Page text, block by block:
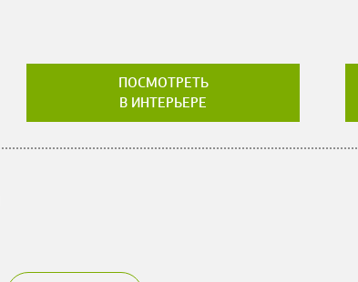
ПОСМОТРЕТЬ
В ИНТЕРЬЕРЕ